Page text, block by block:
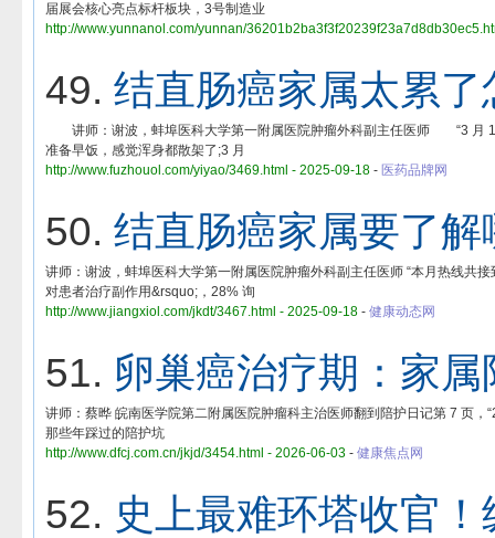
届展会核心亮点标杆板块，3号制造业
http://www.yunnanol.com/yunnan/
49. 结直肠癌家属太累了
讲师：谢波，蚌埠医科大学第一附属医院肿瘤外科副主任医师 “3 月
准备早饭，感觉浑身都散架了;3 月
http://www.fuzhouol.com/yiyao/3469.html - 2025-09-18 - 医药品牌网
50. 结直肠癌家属要了
讲师：谢波，蚌埠医科大学第一附属医院肿瘤外科副主任医师 “本月热线共
对患者治疗副作用&rsquo;，28% 询
http://www.jiangxiol.com/jkdt/3467.html - 2025-09-18 - 健康动态网
51. 卵巢癌治疗期：家属
讲师：蔡晔 皖南医学院第二附属医院肿瘤科主治医师翻到陪护日记第 7 页
那些年踩过的陪护坑
http://www.dfcj.com.cn/jkjd/3454.html - 2026-06-03 - 健康焦点网
52. 史上最难环塔收官